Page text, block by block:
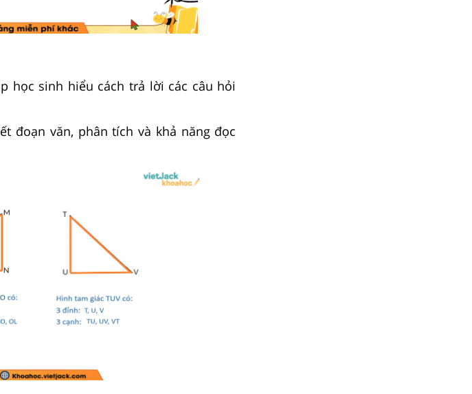
học sinh hiểu cách trả lời các câu hỏi
đoạn văn, phân tích và khả năng đọc